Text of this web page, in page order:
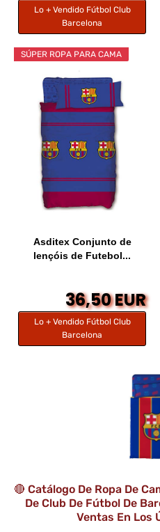
Lo + Vendido Fútbol Club
Barcelona
SÚPER ROPA PARA CAMA
Asditex Conjunto de
lençóis de Futebol...
36,50 EUR
Lo + Vendido Fútbol Club
Barcelona
🔴 Catálogo De Ropa De
De Club De Fútbol De
Ventas En Los